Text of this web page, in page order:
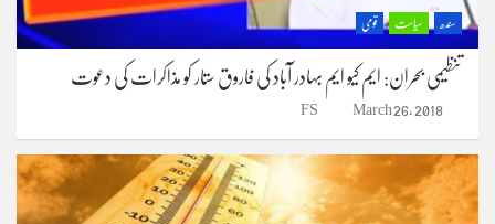
سندھ سیاست قومی
تنظیمی بحران: ایم کیو ایم بہادر آباد کی فاروق ستار کو مذاکرات کی دعوت
March 26, 2018
FS